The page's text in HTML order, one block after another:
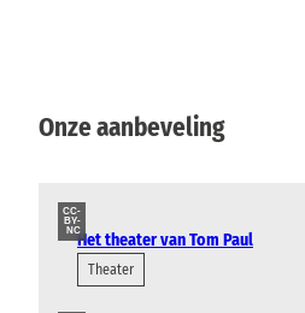
Onze aanbeveling
CC-
BY-
NCHet theater van Tom Paul
Theater